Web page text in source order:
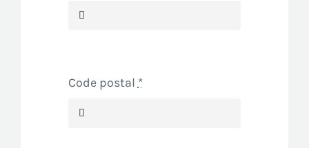
Code postal *